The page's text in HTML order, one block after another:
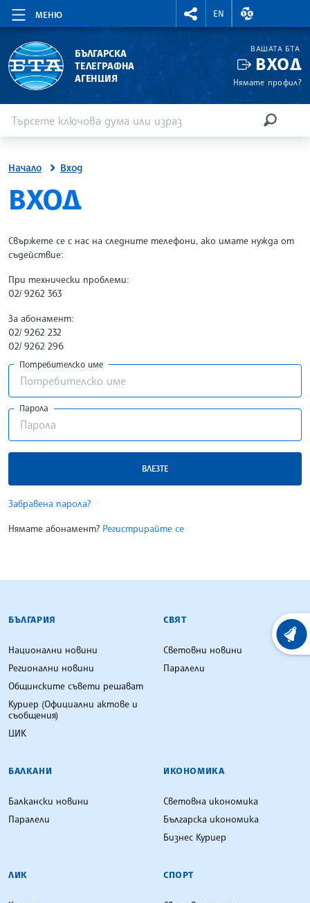
МЕНЮ
RIGHTMENU.SOCIAL
EN
ВАЛУТНИ
БЪЛГАРСКА
ТЕЛЕГРАФНА
АГЕНЦИЯ
ВАШАТА БТА
ВХОД
Нямате профил?
Начало Вход
SITE.BTA
ВХОД
Свържете се с нас на следните телефони, ако имате нужда от
съдействие:
При технически проблеми:
02/ 9262 363
За абонамент:
02/ 9262 232
02/ 9262 296
Потребителско име
Парола
ВЛЕЗТЕ
Забравена парола?
Нямате абонамент? Регистрирайте се
БЪЛГАРСКА ТЕЛЕГРАФНА АГЕНЦИЯ
БЪЛГАРИЯ
Национални новини
Регионални новини
Общинските съвети решават
Куриер (Официални актове и
съобщения)
ЦИК
СВЯТ
Световни новини
Паралели
БАЛКАНИ
Балкански новини
Паралели
ИКОНОМИКА
Световна икономика
Българска икономика
Бизнес Куриер
ЛИК СПОРТ